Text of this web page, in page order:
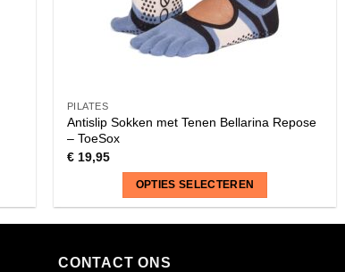
PILATES
Antislip Sokken met Tenen Bellarina Repose
– ToeSox
€19,95
OPTIES SELECTEREN
heeft
CONTACT ONS